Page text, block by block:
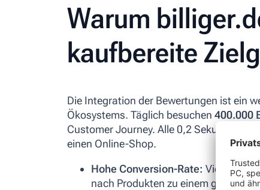
Warum
kaufbereite
Die Integration der Bewertungen ist ein
Ökosystems. Täglich besuchen 400.000
Customer Journey. Alle 0,2 Sekunden
einen Online-Shop.
Hohe Conversion-Rate: Viele
nach Produkten zu einem